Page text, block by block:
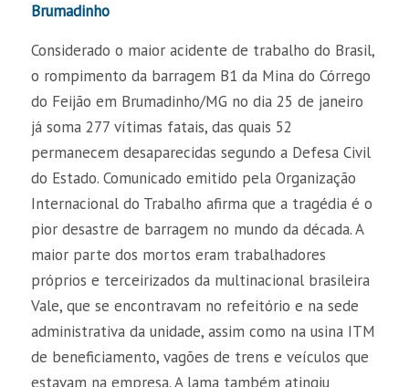
Brumadinho
Considerado o maior acidente de trabalho do Brasil,
o rompimento da barragem B1 da Mina do Córrego
do Feijão em Brumadinho/MG no dia 25 de janeiro
já soma 277 vítimas fatais, das quais 52
permanecem desaparecidas segundo a Defesa Civil
do Estado. Comunicado emitido pela Organização
Internacional do Trabalho afirma que a tragédia é o
pior desastre de barragem no mundo da década. A
maior parte dos mortos eram trabalhadores
próprios e terceirizados da multinacional brasileira
Vale, que se encontravam no refeitório e na sede
administrativa da unidade, assim como na usina ITM
de beneficiamento, vagões de trens e veículos que
estavam na empresa. A lama também atingiu